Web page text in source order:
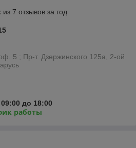
7 отзывов за год
5 ; Пр-т. Дзержинского 125а, 2-ой
до 18:00
работы